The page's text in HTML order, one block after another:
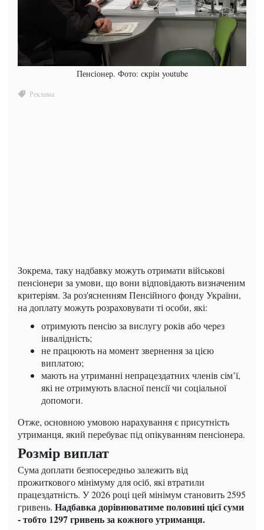
Пенсіонер. Фото: скрін youtube
Зокрема, таку надбавку можуть отримати військові
пенсіонери за умови, що вони відповідають визначеним
критеріям. За роз'ясненням Пенсійного фонду України,
на доплату можуть розраховувати ті особи, які:
отримують пенсію за вислугу років або через
інвалідність;
не працюють на момент звернення за цією
виплатою;
мають на утриманні непрацездатних членів сім’ї,
які не отримують власної пенсії чи соціальної
допомоги.
Отже, основною умовою нарахування є присутність
утриманця, який перебуває під опікуванням пенсіонера.
Розмір виплат
Сума доплати безпосередньо залежить від
прожиткового мінімуму для осіб, які втратили
працездатність. У 2026 році цей мінімум становить 2595
гривень. Надбавка дорівнюватиме половині цієї суми
- тобто 1297 гривень за кожного утриманця.